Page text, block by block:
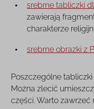
srebrne tabliczki
zawierają
charakterze
srebrne obrazki z
Poszczególne
Można zlecić
części. Warto zawrzeć